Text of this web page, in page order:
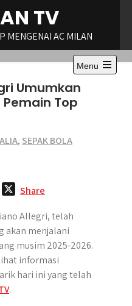
TV
MENGENAI AC MILAN
Menu
Open
Umumkan
Pemain Top
, SEPAK BOLA
Share
Allegri, telah
akan menjalani
musim 2025-2026.
informasi
hari ini yang telah
.